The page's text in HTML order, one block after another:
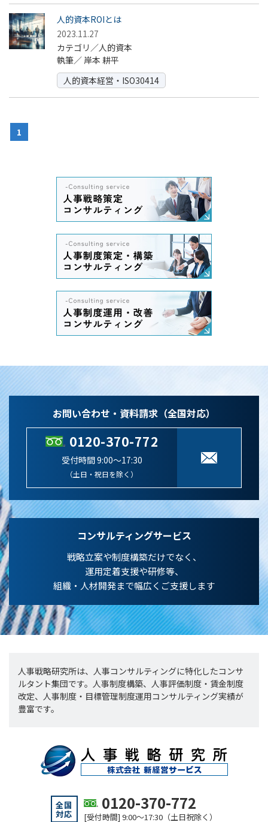
人的資本ROIとは
2023.11.27
カテゴリ／人的資本
執筆／ 岸本 耕平
人的資本経営・ISO30414
1
お問い合わせ・資料請求（全国対応）
0120-370-772
受付時間 9:00～17:30
（土日・祝日を除く）
コンサルティングサービス
戦略立案や制度構築だけでなく、
運用定着支援や研修等、
組織・人材開発まで幅広くご支援します
人事戦略研究所は、人事コンサルティングに特化したコンサ
ルタント集団です。人事制度構築、人事評価制度・賃金制度
改定、人事制度・目標管理制度運用コンサルティング実績が
豊富です。
全国
対応
0120-370-772
[受付時間] 9:00～17:30（土日祝除く）